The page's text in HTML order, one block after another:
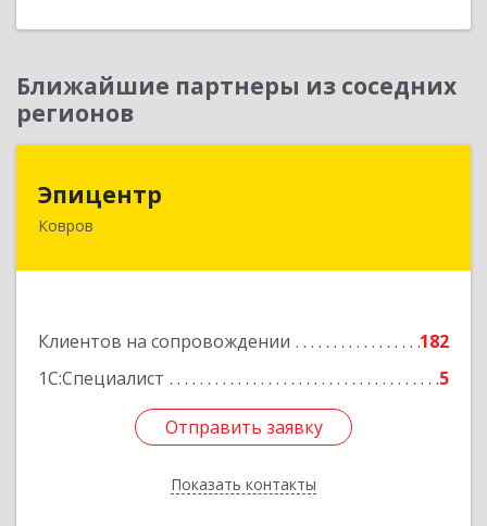
Ближайшие партнеры из соседних
регионов
Эпицентр
Ковров
Клиентов на сопровождении
182
1С:Специалист
5
Отправить заявку
Показать контакты
601900, Владимирская обл, Ковров г, Барсукова
Отправить заявку
Назад